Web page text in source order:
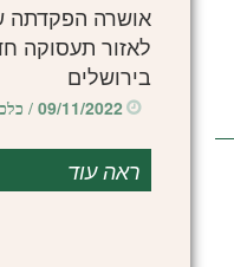
אושרה הפקדתה
לאזור תעסוקה
בירושלים
09/11/2022
/
ראה עוד